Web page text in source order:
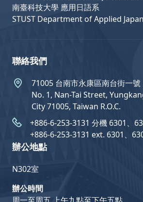
南臺科技大學 應用日語系
STUST Department of Applied
聯絡我們
71005 台南市永康區南台街一號
No. 1, Nan-Tai Street,
City 71005, Taiwan R.O.C.
+886-6-253-3131 分機 6301、
+886-6-253-3131 ext. 6301、
辦公地點
N302室
辦公時間